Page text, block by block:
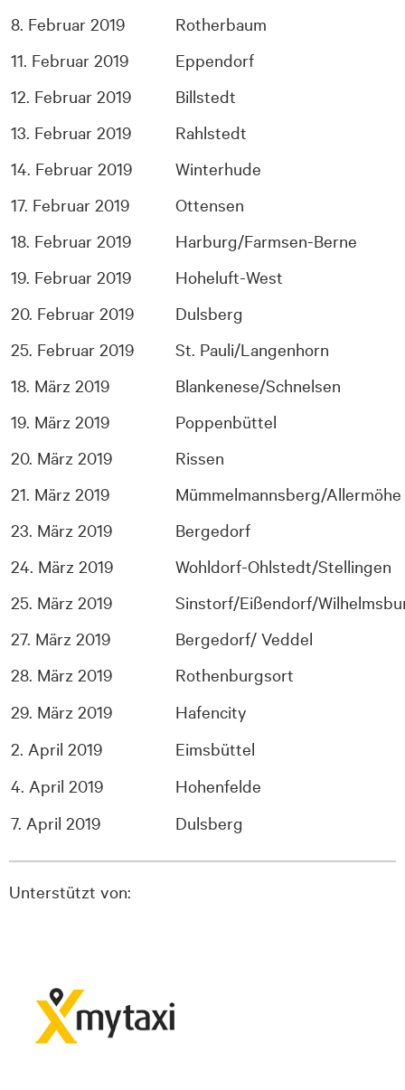
8. Februar 2019
Rotherbaum
11. Februar 2019
Eppendorf
12. Februar 2019
Billstedt
13. Februar 2019
Rahlstedt
14. Februar 2019
Winterhude
17. Februar 2019
Ottensen
18. Februar 2019
Harburg/Farmsen-Berne
19. Februar 2019
Hoheluft-West
20. Februar 2019
Dulsberg
25. Februar 2019
St. Pauli/Langenhorn
18. März 2019
Blankenese/Schnelsen
19. März 2019
Poppenbüttel
20. März 2019
Rissen
21. März 2019
Mümmelmannsberg/Allermöhe
23. März 2019
Bergedorf
24. März 2019
Wohldorf-Ohlstedt/Stellingen
25. März 2019
Sinstorf/Eißendorf/
27. März 2019
Bergedorf/ Veddel
28. März 2019
Rothenburgsort
29. März 2019
Hafencity
2. April 2019
Eimsbüttel
4. April 2019
Hohenfelde
7. April 2019
Dulsberg
Unterstützt von: